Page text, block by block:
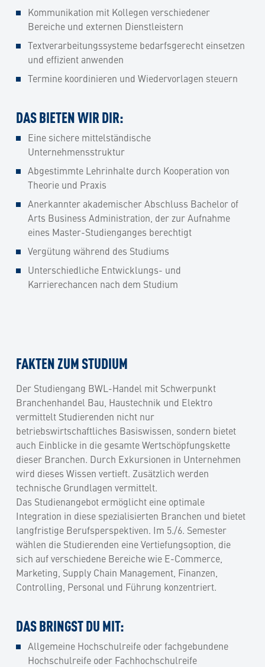
Kommunikation mit Kollegen verschiedener
Bereiche und externen Dienstleistern
Textverarbeitungssysteme bedarfsgerecht einsetzen
und effizient anwenden
Termine koordinieren und Wiedervorlagen steuern
DAS BIETEN WIR DIR:
Eine sichere mittelständische
Unternehmensstruktur
Abgestimmte Lehrinhalte durch Kooperation von
Theorie und Praxis
Anerkannter akademischer Abschluss Bachelor of
Arts Business Administration, der zur Aufnahme
eines Master-Studienganges berechtigt
Vergütung während des Studiums
Unterschiedliche Entwicklungs- und
Karrierechancen nach dem Studium
FAKTEN ZUM STUDIUM
Der Studiengang BWL-Handel mit Schwerpunkt
Branchenhandel Bau, Haustechnik und Elektro
vermittelt Studierenden nicht nur
betriebswirtschaftliches Basiswissen, sondern bietet
auch Einblicke in die gesamte Wertschöpfungskette
dieser Branchen. Durch Exkursionen in Unternehmen
wird dieses Wissen vertieft. Zusätzlich werden
technische Grundlagen vermittelt.
Das Studienangebot ermöglicht eine optimale
Integration in diese spezialisierten Branchen und bietet
langfristige Berufsperspektiven. Im 5./6. Semester
wählen die Studierenden eine Vertiefungsoption, die
sich auf verschiedene Bereiche wie E-Commerce,
Marketing, Supply Chain Management, Finanzen,
Controlling, Personal und Führung konzentriert.
DAS BRINGST DU MIT:
Allgemeine Hochschulreife oder fachgebundene
Hochschulreife oder Fachhochschulreife